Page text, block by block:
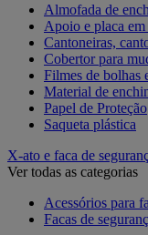
Almofada de
Apoio e placa em
Cantoneiras,
Cobertor para
Filmes de bolhas
Material de
Papel de Proteção
Saqueta plástica
X-ato e faca de
Ver todas as categorias
Acessórios para
Facas de